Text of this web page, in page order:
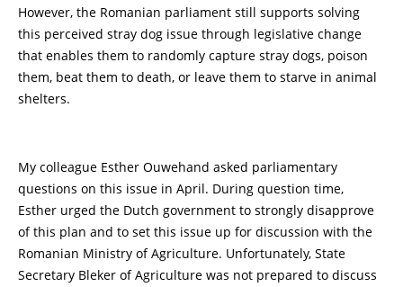
However, the Romanian parliament still supports solving
this perceived stray dog issue through legislative change
that enables them to randomly capture stray dogs, poison
them, beat them to death, or leave them to starve in animal
shelters.
My colleague Esther Ouwehand asked parliamentary
questions on this issue in April. During question time,
Esther urged the Dutch government to strongly disapprove
of this plan and to set this issue up for discussion with the
Romanian Ministry of Agriculture. Unfortunately, State
Secretary Bleker of Agriculture was not prepared to discuss